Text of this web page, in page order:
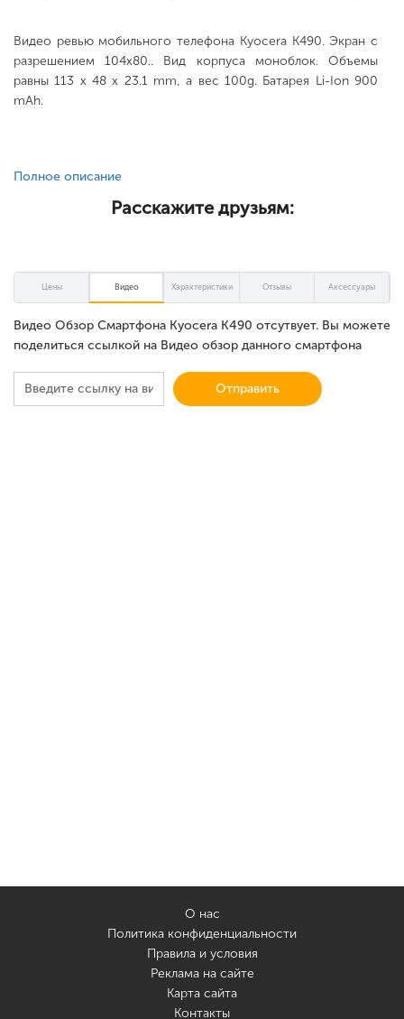
Видео ревью мобильного телефона Kyocera K490. Экран с
разрешением 104x80.. Вид корпуса моноблок. Объемы
равны 113 x 48 x 23.1 mm, а вес 100g. Батарея Li-Ion 900
mAh.
Полное описание
Расскажите друзьям:
Цены Видео Характеристики Отзывы Аксессуары
Видео Обзор Смартфона Kyocera K490 отсутвует. Вы можете
поделиться ссылкой на Видео обзор данного смартфона
Отправить
О нас
Политика конфиденциальности
Правила и условия
Реклама на сайте
Карта сайта
Контакты